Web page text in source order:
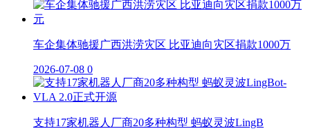
车企集体驰援广西洪涝灾区 比亚迪向灾区捐款1000万
2026-07-08 0
支持17家机器人厂商20多种构型 蚂蚁灵波LingB